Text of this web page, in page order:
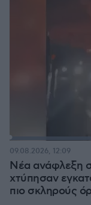
Νέα ανάφλεξη
χτύπησαν
πιο σκληρούς
09.08.2026, 12:09